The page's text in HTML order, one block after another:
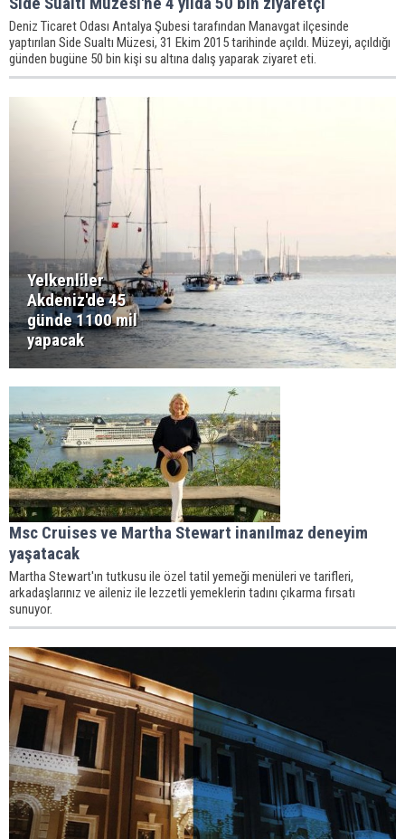
Deniz Ticaret Odası Antalya Şubesi tarafından Manavgat ilçesinde
yaptırılan Side Sualtı Müzesi, 31 Ekim 2015 tarihinde açıldı. Müzeyi, açıldığı
günden bugüne 50 bin kişi su altına dalış yaparak ziyaret eti.
Yelkenliler
Akdeniz'de 45
günde 1100 mil
yapacak
Msc Cruises ve Martha Stewart inanılmaz deneyim
yaşatacak
Martha Stewart'ın tutkusu ile özel tatil yemeği menüleri ve tarifleri,
arkadaşlarınız ve aileniz ile lezzetli yemeklerin tadını çıkarma fırsatı
sunuyor.